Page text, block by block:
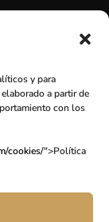
y para
a partir de
con los
cookies/">Política